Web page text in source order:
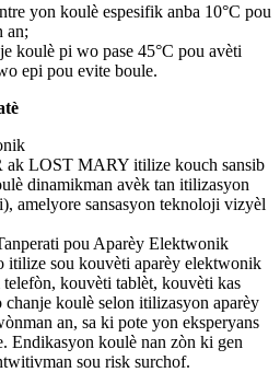
yon koulè espesifik anba 10°C pou
an;
koulè pi wo pase 45°C pou avèti
epi pou evite boule.
LOST MARY itilize kouch sansib
dinamikman avèk tan itilizasyon
amelyore sansasyon teknoloji vizyèl
pou Aparèy Elektwonik
itilize sou kouvèti aparèy elektwonik
kouvèti tablèt, kouvèti kas
chanje koulè selon itilizasyon aparèy
an, sa ki pote yon eksperyans
Endikasyon koulè nan zòn ki gen
sou risk surchof.